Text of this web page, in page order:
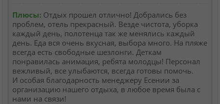
Плюсы: Отдых прошел отлично! Добрались без
проблем, отель прекрасный. Везде чистота, уборка
каждый день, полотенца так же менялись каждый
день. Еда вся очень вкусная, выбора много. На пляже
всегда есть свободные шезлонги. Деткам
понравилась анимация, ребята молодцы! Персонал
вежливый, все улыбаются, всегда готовы помочь.
И особая благодарность менеджеру Есении за
организацию нашего отдыха, в любое время была с
нами на связи!